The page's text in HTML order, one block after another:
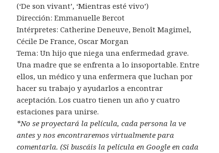
(‘De son vivant’, ‘Mientras esté vivo’)
Dirección: Emmanuelle Bercot
Intérpretes: Catherine Deneuve, Benoît Magimel,
Cécile De France, Oscar Morgan
Tema: Un hijo que niega una enfermedad grave.
Una madre que se enfrenta a lo insoportable. Entre
ellos, un médico y una enfermera que luchan por
hacer su trabajo y ayudarlos a encontrar
aceptación. Los cuatro tienen un año y cuatro
estaciones para unirse.
*No se proyectará la película, cada persona la ve
antes y nos encontraremos virtualmente para
comentarla. (Si buscáis la película en Google en cada